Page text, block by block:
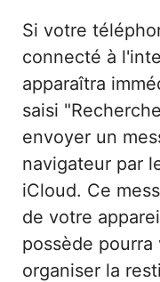
Si votre
connecté à
apparaîtra
saisi
envoyer un
navigateur par
iCloud. Ce
de votre
possède
organiser la